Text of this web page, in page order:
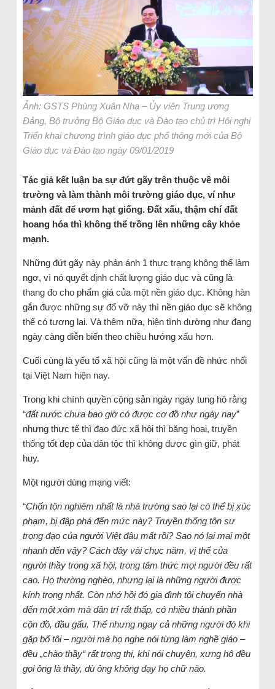
Ảnh: GSTS Phùng Xuân Nhạ – Ủy viên Trung ương
Đảng, Bộ trưởng Bộ Giáo dục và Đào tạo chủ trì Hội nghị
Triển khai chương trình giáo dục phổ thông mới của Bộ
Giáo dục và Đào tạo ngày 09/01/2019
Tác giả kết luận ba sự đứt gãy trên thuộc về môi
trường và làm thành môi trường giáo dục, ví như
mảnh đất để ươm hạt giống. Đất xấu, thậm chí đất
hoang hóa thì không thể trồng lên những cây khỏe
mạnh.
Những đứt gãy này phản ánh 1 thực trạng không thể làm
ngơ, vì nó quyết định chất lượng giáo dục và cũng là
thang đo cho phẩm giá của một nền giáo dục. Không hàn
gắn được những sự đổ vỡ này thì nền giáo dục sẽ không
thể có tương lai. Và thêm nữa, hiện tình dường như đang
ngày càng diễn biến theo chiều hướng xấu hơn.
Cuối cùng là yếu tố xã hội cũng là một vấn đề nhức nhối
tại Việt Nam hiện nay.
Trong khi chính quyền cộng sản ngày ngày tung hô rằng
“đất nước chưa bao giờ có được cơ đồ như ngày nay”
nhưng thực tế thì đạo đức xã hội thì băng hoại, truyền
thống tốt đẹp của dân tộc thì không được gìn giữ, phát
huy.
Một người dùng mạng viết:
“Chốn tôn nghiêm nhất là nhà trường sao lại có thể bị xúc
phạm, bị đập phá đến mức này? Truyền thống tôn sư
trọng đạo của người Việt đâu mất rồi? Sao nó lại mai một
nhanh đến vậy? Cách đây vài chục năm, vị thế của
người thầy trong xã hội, trong tâm thức mọi người đều rất
cao. Họ thường nghèo, nhưng lại là những người được
kính trọng nhất. Còn nhớ hồi đó gia đình tôi chuyển nhà
đến một xóm mà dân trí rất thấp, có nhiều thành phần
côn đồ, đầu gấu. Thế nhưng ngay cả những người đó khi
gặp bố tôi – người mà họ nghe nói từng làm nghề giáo –
đều „chào thầy“ rất trọng thị, khi nói chuyện, xưng hô đều
gọi ông là thầy, dù ông không dạy họ chữ nào.